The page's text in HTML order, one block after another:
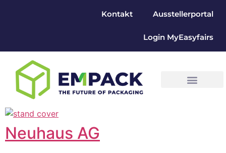
Kontakt Ausstellerportal
Login MyEasyfairs
Neuhaus AG